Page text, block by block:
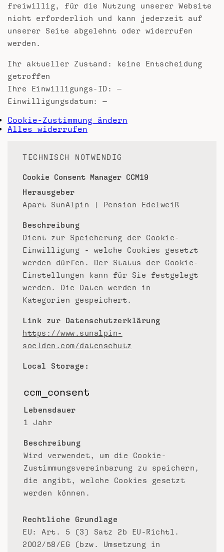
freiwillig, für die Nutzung unserer Website
nicht erforderlich und kann jederzeit auf
unserer Seite abgelehnt oder widerrufen
werden.
Ihr aktueller Zustand:
keine Entscheidung
getroffen
Ihre Einwilligungs-ID: —
Einwilligungsdatum:—
Cookie-Zustimmung ändern
Alles widerrufen
TECHNISCH NOTWENDIG
Cookie Consent Manager CCM19
Herausgeber
Apart SunAlpin | Pension Edelweiß
Beschreibung
Dient zur Speicherung der Cookie-
Einwilligung - welche Cookies gesetzt
werden dürfen. Der Status der Cookie-
Einstellungen kann für Sie festgelegt
werden. Die Daten werden in
Kategorien gespeichert.
Link zur Datenschutzerklärung
https://www.sunalpin-
soelden.com/datenschutz
Local Storage:
ccm_consent
Lebensdauer
1 Jahr
Beschreibung
Wird verwendet, um die Cookie-
Zustimmungsvereinbarung zu speichern,
die angibt, welche Cookies gesetzt
werden können.
Rechtliche Grundlage
EU: Art. 5 (3) Satz 2b EU-Richtl.
2002/58/EG (bzw. Umsetzung in